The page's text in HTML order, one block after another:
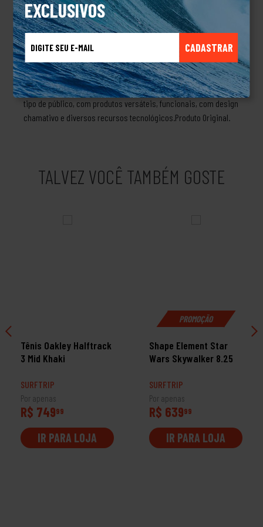
EXCLUSIVOS
CADASTRAR
1975 pelo cientista Jim Jannard, que começou criando
manoplas para motocicletas com um design bastante inovador.
Com esse mesmo espírito, Jim resolveu criar óculos de sol
desenvolvidos para pilotos de carro de corrida e, com o passar
do tempo, foi desenvolvendo mochilas para alpinismo, calçados
esportivos e relógios de pulso. Não demorou para marca
expandir para diversas outras categorias alcançando todo o
tipo de público, com produtos versáteis, funcionais, com design
chamativo e diversos recursos tecnológicos.Produto Original.
TALVEZ VOCÊ TAMBÉM GOSTE
Tênis Oakley Halftrack
3 Mid Khaki
SURFTRIP
Por apenas
R$ 74999
IR PARA LOJA
PROMOÇÃO
Shape Element Star
Wars Skywalker 8.25
SURFTRIP
Por apenas
R$ 63999
IR PARA LOJA